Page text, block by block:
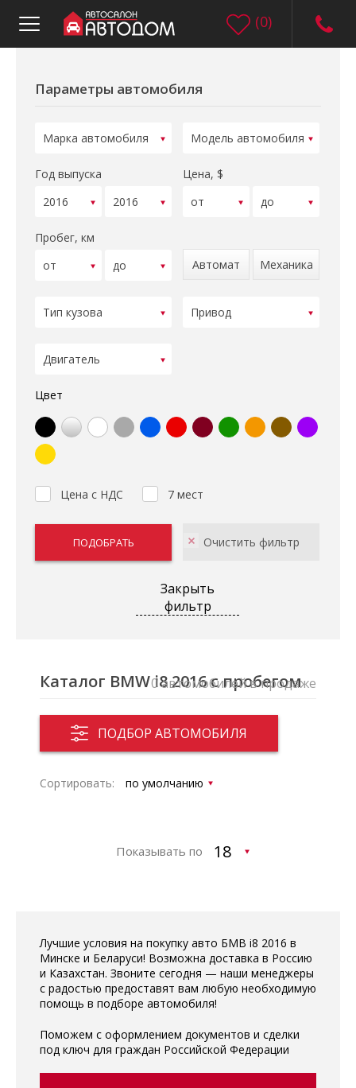
(0)
Параметры автомобиля
Год выпуска Цена, $
Пробег, км
Автомат
Механика
Цвет
Цена с НДС 7 мест
Закрыть
фильтр
Каталог BMW i8 2016 с пробегом
ПОДБОР АВТОМОБИЛЯ
0 автомобилей в продаже
Сортировать:
Показывать по
Лучшие условия на покупку авто БМВ i8 2016 в
Минске и Беларуси! Возможна доставка в Россию
и Казахстан. Звоните сегодня — наши менеджеры
с радостью предоставят вам любую необходимую
помощь в подборе автомобиля!
Поможем с оформлением документов и сделки
под ключ для граждан Российской Федерации